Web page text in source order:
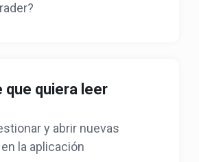
que quiera leer
y abrir nuevas
la aplicación